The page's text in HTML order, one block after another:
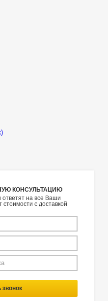
КОНСУЛЬТАЦИЮ
на все Ваши
с доставкой
звонок